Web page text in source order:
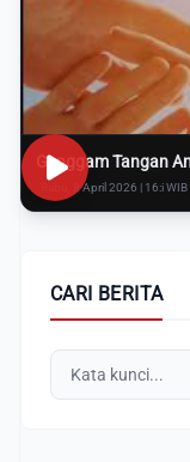
Genggam Tangan
Rabu, 8 April 2026 | 16:i WIB
CARI BERITA